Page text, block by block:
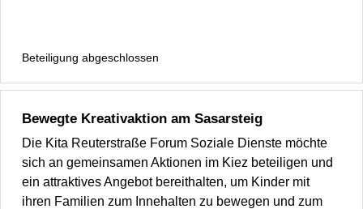
Beteiligung abgeschlossen
Bewegte Kreativaktion am Sasarsteig
Die Kita Reuterstraße Forum Soziale Dienste möchte
sich an gemeinsamen Aktionen im Kiez beteiligen und
ein attraktives Angebot bereithalten, um Kinder mit
ihren Familien zum Innehalten zu bewegen und zum